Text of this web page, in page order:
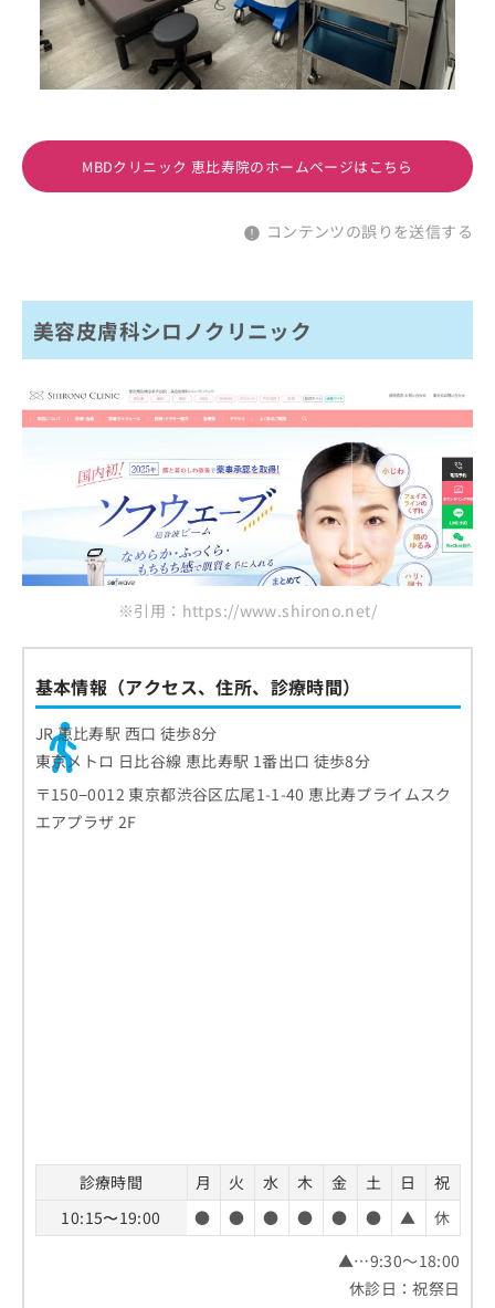
MBDクリニック 恵比寿院のホームページはこちら
コンテンツの誤りを送信する
美容皮膚科シロノクリニック
※引用：https://www.shirono.net/
基本情報（アクセス、住所、診療時間）
JR 恵比寿駅 西口 徒歩8分
東京メトロ 日比谷線 恵比寿駅 1番出口 徒歩8分
〒150−0012 東京都渋谷区広尾1-1-40 恵比寿プライムスク
エアプラザ 2F
診療時間 月 火 水 木 金 土 日
祝
10:15〜19:00
● ● ● ● ● ● ▲
休
▲…9:30～18:00
休診日：祝祭日